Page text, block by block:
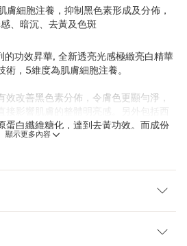
顯示更多內容
膚細胞注養，抑制黑色素形成及分佈，
、暗沉、去黃及色斑
功效昇華, 全新透亮光感極緻亮白精華
術，5維度為肌膚細胞注養。
改善黑色素分佈，令膚色更顯勻淨，
接影響肌膚的整體明亮感。另外包括西
蛋白纖維糖化，達到去黃功效。而成份
維他命C衍生物，有效抑制及阻止黑色
透亮光感淡斑亮肌水和乳液,，獲得
萃注養」 蘊含紫茶萃取，測試證實，